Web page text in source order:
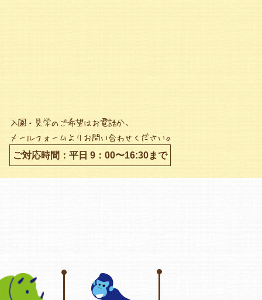
入園・見学のご希望はお電話か、
メールフォームよりお問い合わせください。
ご対応時間：平日 9：00〜16:30まで